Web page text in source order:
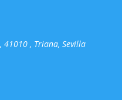
41010 , Triana, Sevilla